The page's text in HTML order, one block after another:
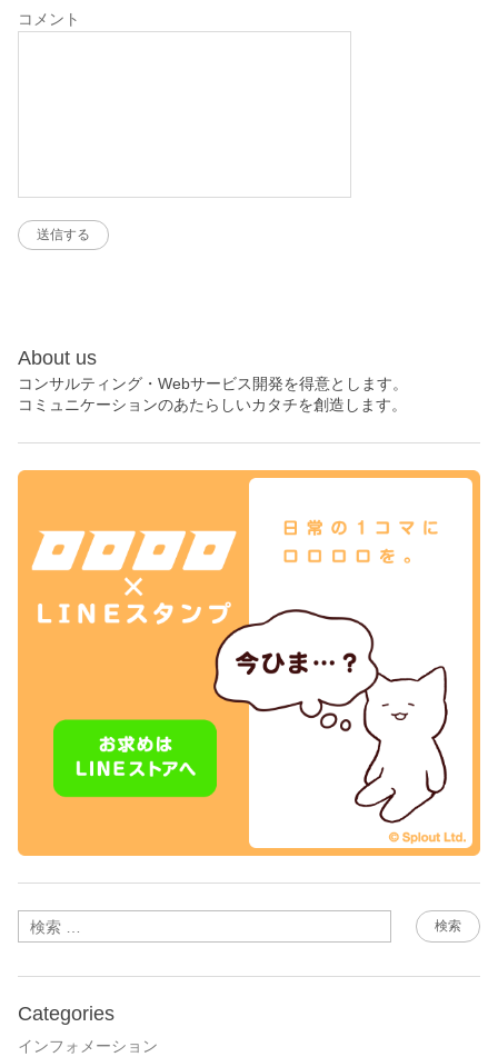
コメント
About us
コンサルティング・Webサービス開発を得意とします。
コミュニケーションのあたらしいカタチを創造します。
検索
Categories
インフォメーション